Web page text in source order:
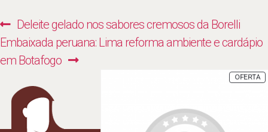
restaurante
do hotel
Windsor
Tower, na
nome vem
do Alloro al
Miramar,
“irmão”
estreia, 1971,
marcou uma
nova era na
algumas das
Navegação
de
Post
Previous
post:
Deleite gelado nos sabores cremosos da Borelli
Next
post:
Embaixada peruana: Lima reforma ambiente e cardápio
em Botafogo
OFERTA